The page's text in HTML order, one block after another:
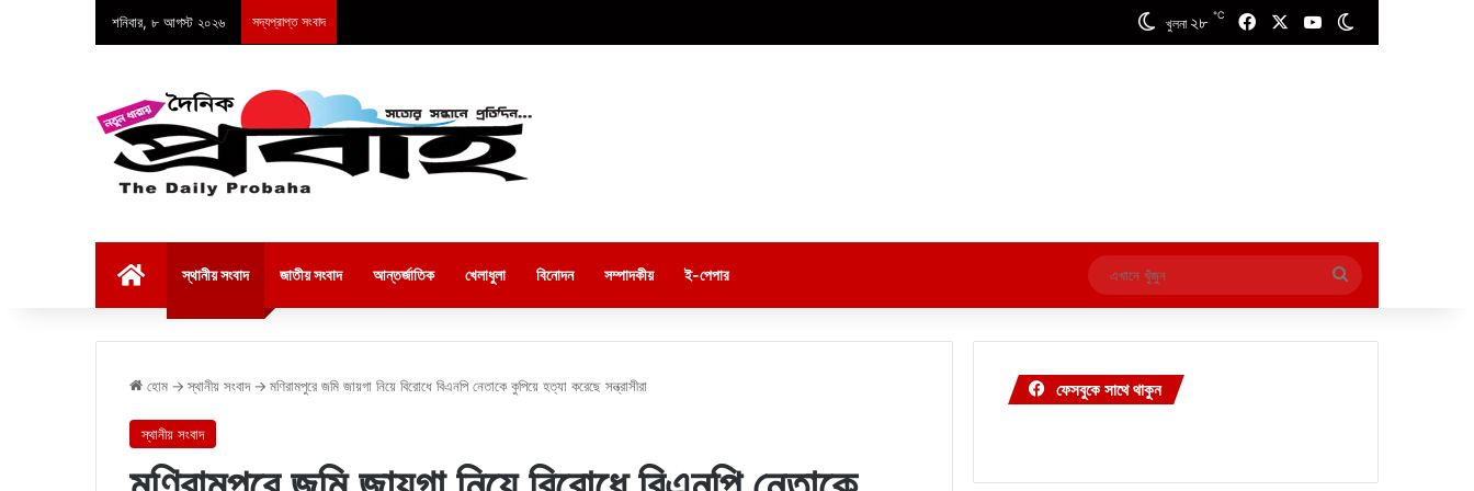
শনিবার, ৮ আগস্ট ২০২৬ সদ্যপ্রাপ্ত সংবাদ খুলনা ২৮ ℃ FacebookYouTube
স্থানীয় সংবাদ জাতীয় সংবাদ আন্তর্জাতিক খেলাধুলা বিনোদন সম্পাদকীয় ই-পেপার
এখানে
খুঁজুন
হোম → স্থানীয় সংবাদ → মণিরামপুরে জমি জায়গা নিয়ে বিরোধে বিএনপি নেতাকে কুপিয়ে হত্যা করেছে সন্ত্রাসীরা
স্থানীয় সংবাদ
ফেসবুকে সাথে থাকুন